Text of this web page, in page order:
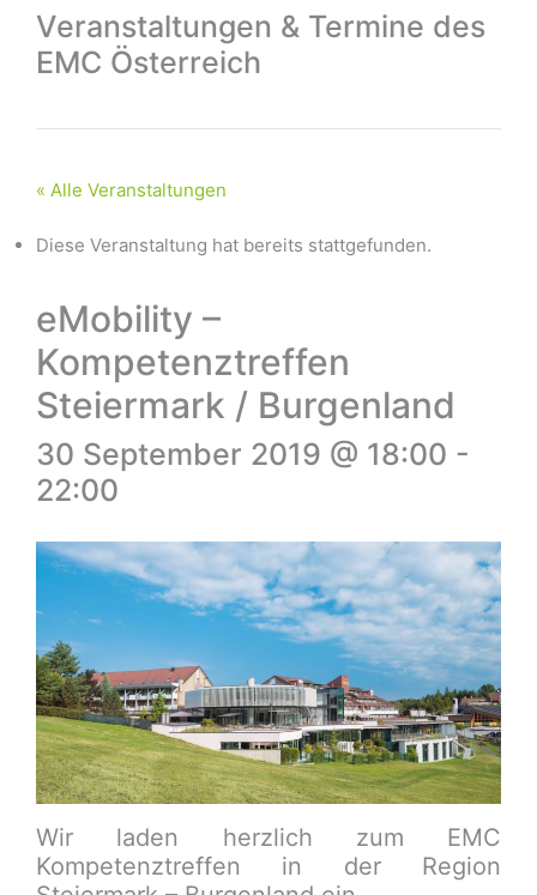
Veranstaltungen & Termine des
EMC Österreich
« Alle Veranstaltungen
Diese Veranstaltung hat bereits stattgefunden.
eMobility –
Kompetenztreffen
Steiermark / Burgenland
30 September 2019 @ 18:00 -
22:00
Wir laden herzlich zum EMC
Kompetenztreffen in der Region